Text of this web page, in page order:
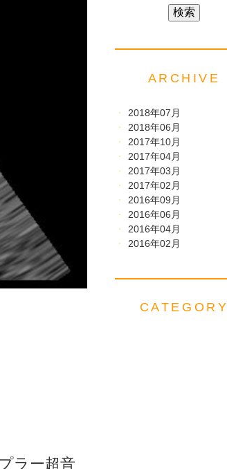
ラー超音
ARCHIVE
2018年07月
2018年06月
2017年10月
2017年04月
2017年03月
2017年02月
2016年09月
2016年06月
2016年04月
2016年02月
CATEGORY